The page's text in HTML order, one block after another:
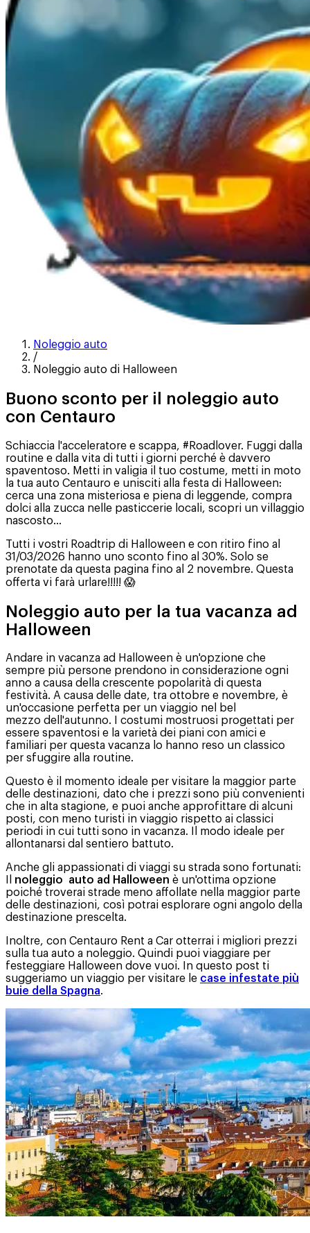
Noleggio auto
/
Noleggio auto di Halloween
Buono sconto per il noleggio auto
con Centauro
Schiaccia l'acceleratore e scappa, #Roadlover. Fuggi dalla
routine e dalla vita di tutti i giorni perché è davvero
spaventoso. Metti in valigia il tuo costume, metti in moto
la tua auto Centauro e unisciti alla festa di Halloween:
cerca una zona misteriosa e piena di leggende, compra
dolci alla zucca nelle pasticcerie locali, scopri un villaggio
nascosto...
Tutti i vostri Roadtrip di Halloween e con ritiro fino al
31/03/2026 hanno uno sconto fino al 30%. Solo se
prenotate da questa pagina fino al 2 novembre. Questa
offerta vi farà urlare!!!!! 😱
Noleggio auto per la tua vacanza ad
Halloween
Andare in vacanza ad Halloween è un'opzione che
sempre più persone prendono in considerazione ogni
anno a causa della crescente popolarità di questa
festività. A causa delle date, tra ottobre e novembre, è
un'occasione perfetta per un viaggio nel bel
mezzo dell'autunno. I costumi mostruosi progettati per
essere spaventosi e la varietà dei piani con amici e
familiari per questa vacanza lo hanno reso un classico
per sfuggire alla routine.
Questo è il momento ideale per visitare la maggior parte
delle destinazioni, dato che i prezzi sono più convenienti
che in alta stagione, e puoi anche approfittare di alcuni
posti, con meno turisti in viaggio rispetto ai classici
periodi in cui tutti sono in vacanza. Il modo ideale per
allontanarsi dal sentiero battuto.
Anche gli appassionati di viaggi su strada sono fortunati:
noleggio auto ad Halloween è un'ottima opzione
poiché troverai strade meno affollate nella maggior parte
delle destinazioni, così potrai esplorare ogni angolo della
destinazione prescelta.
Inoltre, con Centauro Rent a Car otterrai i migliori prezzi
sulla tua auto a noleggio. Quindi puoi viaggiare per
festeggiare Halloween dove vuoi. In questo post ti
suggeriamo un viaggio per visitare le case infestate più
buie della Spagna.